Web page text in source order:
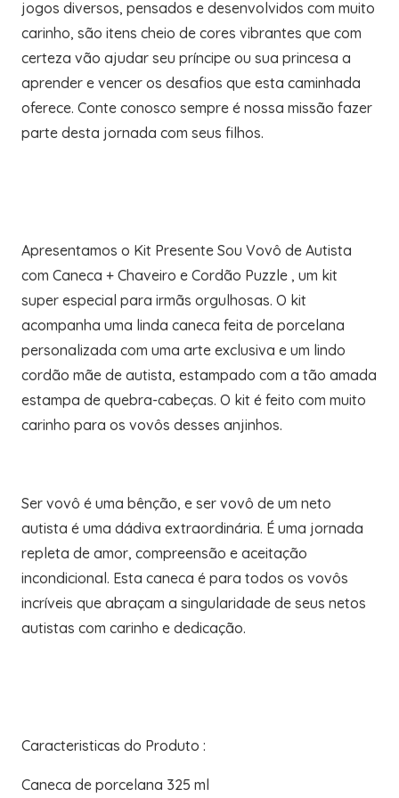
jogos diversos, pensados e desenvolvidos com muito
carinho, são itens cheio de cores vibrantes que com
certeza vão ajudar seu príncipe ou sua princesa a
aprender e vencer os desafios que esta caminhada
oferece. Conte conosco sempre é nossa missão fazer
parte desta jornada com seus filhos.
Apresentamos o Kit Presente Sou Vovô de Autista
com Caneca + Chaveiro e Cordão Puzzle , um kit
super especial para irmãs orgulhosas. O kit
acompanha uma linda caneca feita de porcelana
personalizada com uma arte exclusiva e um lindo
cordão mãe de autista, estampado com a tão amada
estampa de quebra-cabeças. O kit é feito com muito
carinho para os vovôs desses anjinhos.
Ser vovô é uma bênção, e ser vovô de um neto
autista é uma dádiva extraordinária. É uma jornada
repleta de amor, compreensão e aceitação
incondicional. Esta caneca é para todos os vovôs
incríveis que abraçam a singularidade de seus netos
autistas com carinho e dedicação.
Caracteristicas do Produto :
Caneca de porcelana 325 ml